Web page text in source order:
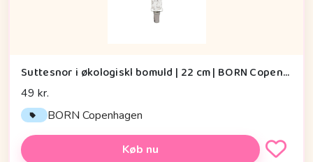
Suttesnor i økologiskl bomuld | 22 cm | BORN Copenhagen, Paint
49 kr.
BORN Copenhagen
Køb nu